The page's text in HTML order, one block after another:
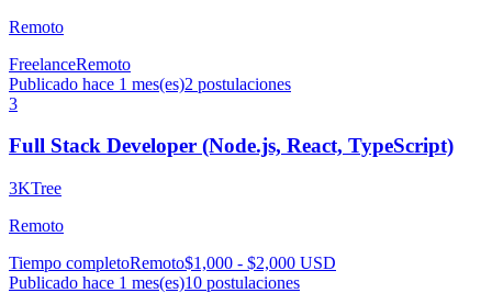
Remoto
FreelanceRemoto
Publicado hace 1 mes(es)2 postulaciones
3
Full Stack Developer (Node.js, React, TypeScript)
3KTree
Remoto
Tiempo completoRemoto$1,000 - $2,000 USD
Publicado hace 1 mes(es)10 postulaciones